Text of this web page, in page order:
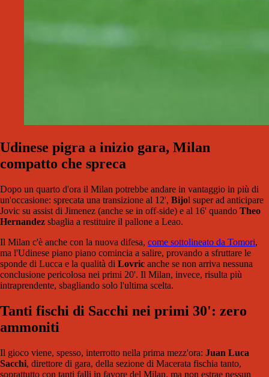
Udinese pigra a inizio gara, Milan
compatto che spreca
Dopo un quarto d'ora il Milan potrebbe andare in vantaggio in più di
un'occasione: sprecata una transizione al 12', Bijol super ad anticipare
Jovic su assist di Jimenez (anche se in off-side) e al 16' quando Theo
Hernandez sbaglia a restituire il pallone a Leao.
Il Milan c'è anche con la nuova difesa, come sottolineato da Tomori,
ma l'Udinese piano piano comincia a salire, provando a sfruttare le
sponde di Lucca e la qualità di Lovric anche se non arriva nessuna
conclusione pericolosa nei primi 20'. Il Milan, invece, risulta più
intraprendente, sbagliando solo l'ultima scelta.
Tanti fischi di Sacchi nei primi 30': zero
ammoniti
Il gioco viene, spesso, interrotto nella prima mezz'ora: Juan Luca
Sacchi, direttore di gara, della sezione di Macerata fischia tanto,
soprattutto con tanti falli in favore del Milan, ma non estrae nessun